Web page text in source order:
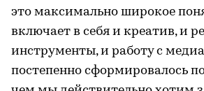
это максимально широкое
включает в себя и креатив, и
инструменты, и работу с
постепенно сформировалось